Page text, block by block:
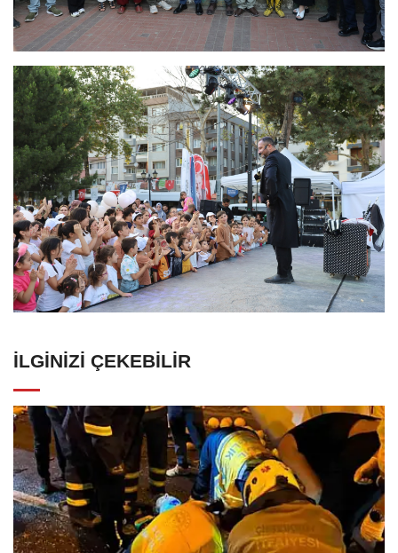
İLGINIZI ÇEKEBILIR